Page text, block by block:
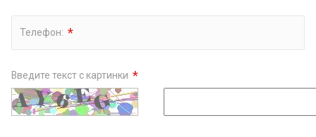
Телефон: *
Введите текст с картинки *